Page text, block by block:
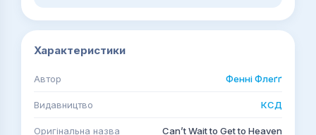
Характеристики
Автор Фенні Флеґґ
Видавництво КСД
Оригінальна назва Can’t Wait to Get to Heaven